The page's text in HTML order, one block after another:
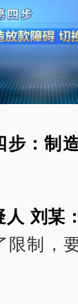
步：制
刘某：
限制，